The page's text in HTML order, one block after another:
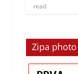
read
Zipa photo